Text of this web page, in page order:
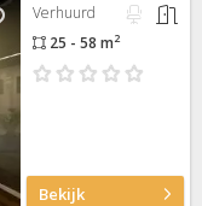
Verhuurd
25 - 58 m2
Bekijk